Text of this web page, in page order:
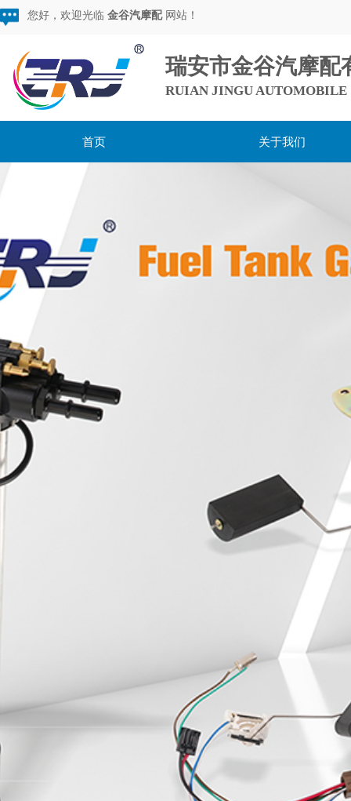
您好，欢迎光临 金谷汽摩配网站！
瑞安市金谷汽摩配
RUIAN JINGU AUTOMOBILE
首页 关于我们
用心服务，超越期待，
Whole-hearted service, beyond expectation, do the best
hardware products
全国咨询服务热线
400-0X0-0000